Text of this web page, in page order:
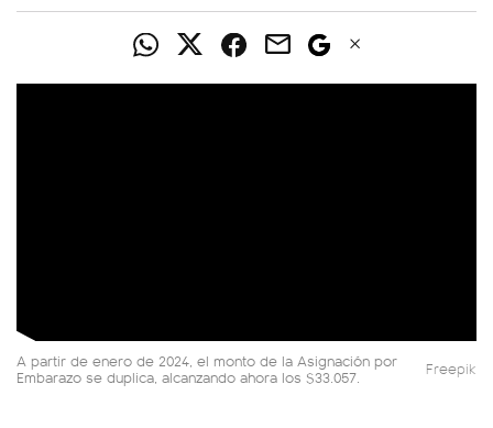
A partir de enero de 2024, el monto de la Asignación por
Embarazo se duplica, alcanzando ahora los $33.057. Freepik